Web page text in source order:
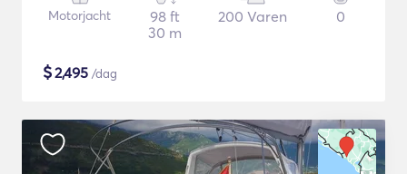
Motorjacht
98 ft
30 m
200 Varen 0
$2,495 /dag